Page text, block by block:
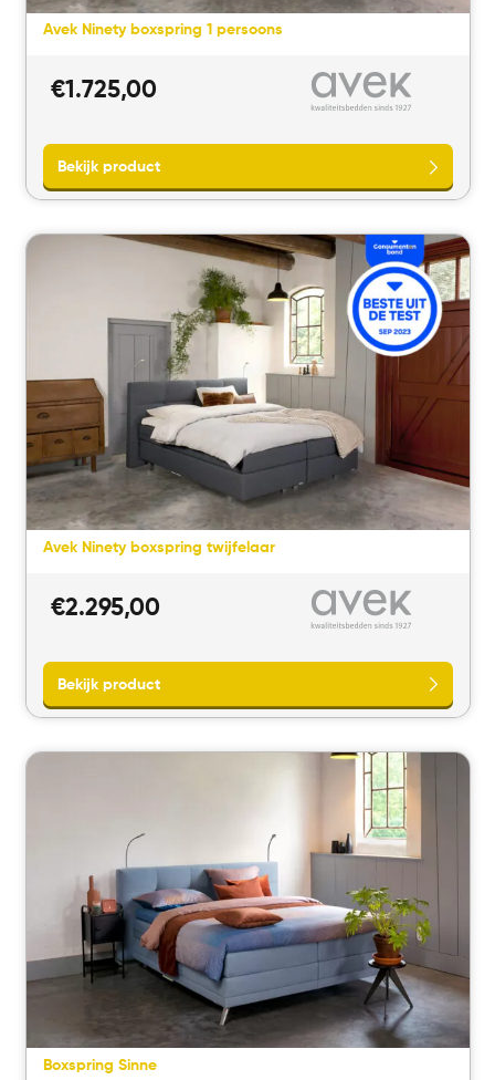
Avek Ninety boxspring 1 persoons
€1.725,00
Bekijk product
Avek Ninety boxspring twijfelaar
€2.295,00
Bekijk product
Boxspring Sinne